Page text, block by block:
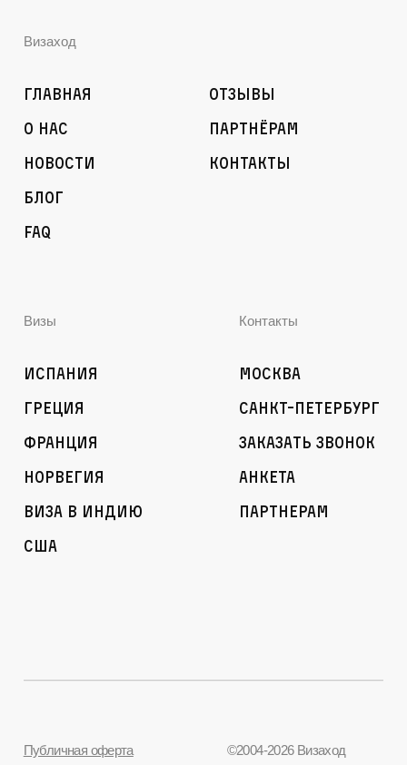
Визаход
Главная
О нас
Новости
Блог
FAQ
Отзывы
Партнёрам
Контакты
Визы
Испания
Греция
Франция
Норвегия
Виза в Индию
США
Контакты
Москва
Санкт-Петербург
Заказать звонок
Анкета
Партнерам
Публичная оферта ©2004-2026 Визаход